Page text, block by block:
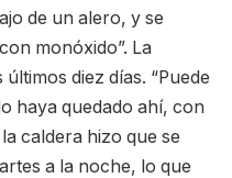
de un alero, y se
monóxido”. La
diez días. “Puede
haya quedado ahí, con
caldera hizo que se
a la noche, lo que